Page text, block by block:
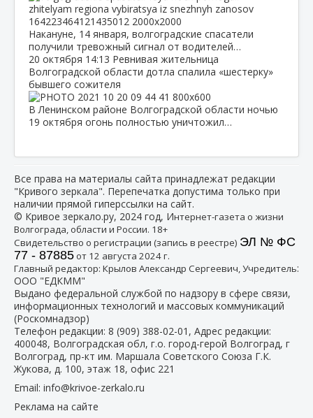
Накануне, 14 января, волгоградские спасатели
получили тревожный сигнал от водителей…
20 октября 14:13 Ревнивая жительница
Волгоградской области дотла спалила «шестерку»
бывшего сожителя
В Ленинском районе Волгоградской области ночью
19 октября огонь полностью уничтожил…
Все права на материалы сайта принадлежат редакции
"Кривого зеркала". Перепечатка допустима только при
наличии прямой гиперссылки на сайт.
© Кривое зеркало.ру, 2024 год, Интернет-газета о жизни
Волгограда, области и России. 18+
Свидетельство о регистрации (запись в реестре) ЭЛ № ФС
77 - 87885от 12 августа 2024 г.
Главный редактор: Крылов Александр Сергеевич, Учредитель:
ООО "ЕДКММ"
Выдано федеральной службой по надзору в сфере связи,
информационных технологий и массовых коммуникаций
(Роскомнадзор)
Телефон редакции: 8 (909) 388-02-01 , Адрес редакции:
400048, Волгоградская обл, г.о. город-герой Волгоград, г
Волгоград, пр-кт им. Маршала Советского Союза Г.К.
Жукова, д. 100, этаж 18, офис 221
Email: info@krivoe-zerkalo.ru
Реклама на сайте